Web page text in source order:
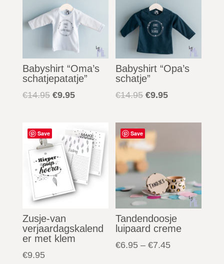
Babyshirt “Oma’s
schatjepatatje”
€14.95 Oorspronkelijke
€14.95.
€9.95Huidige
€9.95.
Babyshirt “Opa’s
schatje”
€14.95 Oorspronkelijke
was:
€14.95.
€9.95Huidige
is:
Save
Zusje-van
verjaardagskalend
er met klem
€9.95
Save
Tandendoosje
luipaard creme
€6.95 –€7.45